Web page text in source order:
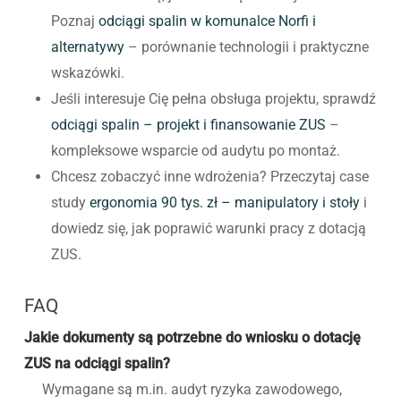
Poznaj odciągi spalin w komunalce Norfi i
alternatywy– porównanie technologii i praktyczne
wskazówki.
Jeśli interesuje Cię pełna obsługa projektu, sprawdź
odciągi spalin – projekt i finansowanie ZUS –
kompleksowe wsparcie od audytu po montaż.
Chcesz zobaczyć inne wdrożenia? Przeczytaj case
study ergonomia 90 tys. zł – manipulatory i stołyi
dowiedz się, jak poprawić warunki pracy z dotacją
ZUS.
FAQ
Jakie dokumenty są potrzebne do wniosku o dotację
ZUS na odciągi spalin?
Wymagane są m.in. audyt ryzyka zawodowego,